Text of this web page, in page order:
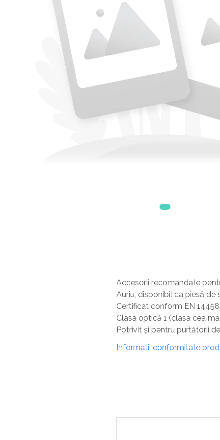
Aparate de respirat autonome
Accesorii generatoare
Camere Termice
Accesorii pentru camere de
Accesorii De Trecere A Apei Si
Detectoare De Gaze
Accesorii detectare de gaz
Accesorii recomandate
Auriu, disponibil ca piesă
Certificat conform EN 14458.
Clasa optică 1 (clasa cea
Potrivit și pentru purtătorii
Informatii conformitate